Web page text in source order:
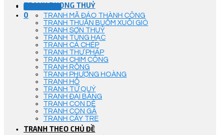
Góc Tư Vấn
0
TRANH PHONG THUỶ
TRANH MÃ ĐÁO THÀNH CÔNG
TRANH THUẬN BUỒM XUÔI GIÓ
TRANH SƠN THUỶ
TRANH TÙNG HẠC
TRANH CÁ CHÉP
TRANH THƯ PHÁP
TRANH CHIM CÔNG
TRANH RỒNG
TRANH PHƯỢNG HOÀNG
TRANH HỔ
TRANH TỨ QUÝ
TRANH ĐẠI BÀNG
TRANH CON DÊ
TRANH CON GÀ
TRANH CÂY TRE
TRANH THEO CHỦ ĐỀ